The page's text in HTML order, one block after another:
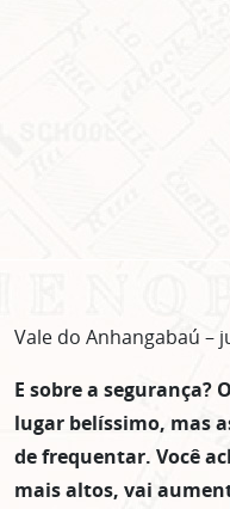
Vale do Anhangabaú –
E sobre a segurança?
lugar belíssimo, mas
de frequentar. Você
mais altos, vai